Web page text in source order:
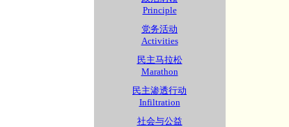
Principle
党务活动
Activities
民主马拉松
Marathon
民主渗透行动
Infiltration
社会与公益